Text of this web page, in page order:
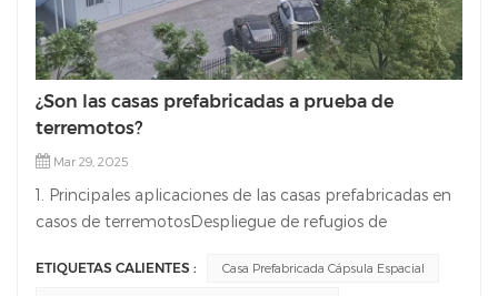
¿Son las casas prefabricadas a prueba de
terremotos?
Mar 29, 2025
1. Principales aplicaciones de las casas prefabricadas en
casos de terremotosDespliegue de refugios de
posteriores al desastre para proporcionar alojamiento
ETIQUETAS CALIENTES : Casa Prefabricada Cápsula Espacial